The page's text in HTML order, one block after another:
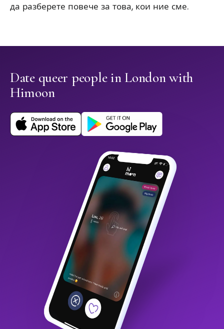
да разберете повече за това, кои ние сме.
Date queer people in London with
Himoon